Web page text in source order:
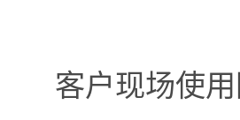
客户现场使用